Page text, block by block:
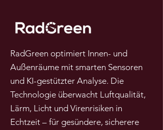
RadGreen optimiert Innen- und
Außenräume mit smarten Sensoren
und KI-gestützter Analyse. Die
Technologie überwacht Luftqualität,
Lärm, Licht und Virenrisiken in
Echtzeit – für gesündere, sicherere